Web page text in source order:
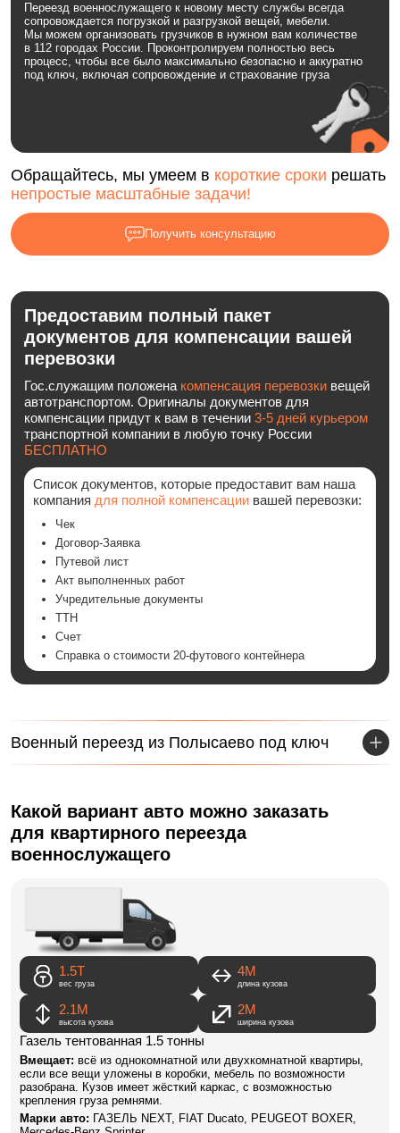
Переезд военнослужащего к новому месту службы всегда
сопровождается погрузкой и разгрузкой вещей, мебели.
Мы можем организовать грузчиков в нужном вам количестве
в 112 городах России. Проконтролируем полностью весь
процесс, чтобы все было максимально безопасно и аккуратно
под ключ, включая сопровождение и страхование груза
Обращайтесь, мы умеем в короткие сроки решать
непростые масштабные задачи!
Получить консультацию
Предоставим полный пакет
документов для компенсации вашей
перевозки
Гос.служащим положена компенсация перевозки вещей
автотранспортом. Оригиналы документов для
компенсации придут к вам в течении 3-5 дней курьером
транспортной компании в любую точку России
БЕСПЛАТНО
Список документов, которые предоставит вам наша
компания для полной компенсации вашей перевозки:
Чек
Договор-Заявка
Путевой лист
Акт выполненных работ
Учредительные документы
ТТН
Счет
Cправка о стоимости 20-футового контейнера
Военный переезд из Полысаево под ключ
Какой вариант авто можно заказать
для квартирного переезда
военнослужащего
1.5Т
вес груза
4M
длина кузова
2.1М
высота кузова
2М
ширина кузова
Газель тентованная 1.5 тонны
Вмещает: всё из однокомнатной или двухкомнатной квартиры,
если все вещи уложены в коробки, мебель по возможности
разобрана. Кузов имеет жёсткий каркас, с возможностью
крепления груза ремнями.
Марки авто: ГАЗЕЛЬ NEXT, FIAT Ducato, PEUGEOT BOXER,